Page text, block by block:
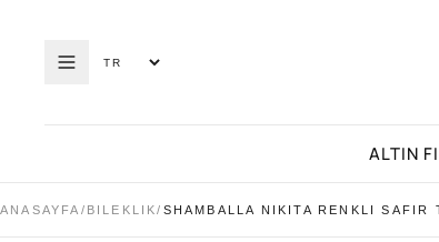
ALTIN
ANASAYFA / BILEKLIK/ SHAMBALLA NIKITA RENKLI SAFIR